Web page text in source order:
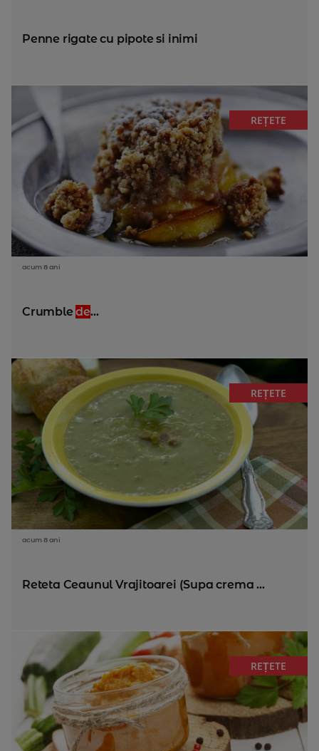
Penne rigate cu pipote si inimi
REȚETE
acum 8 ani
Crumblede...
REȚETE
acum 8 ani
Reteta Ceaunul Vrajitoarei (Supa crema ...
REȚETE